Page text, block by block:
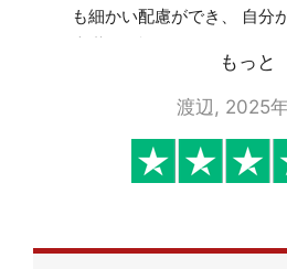
も細かい配慮ができ、 自分
大満足な旅行となりました
ました。 またぜひ中国に行
もっと
渡辺, 2025